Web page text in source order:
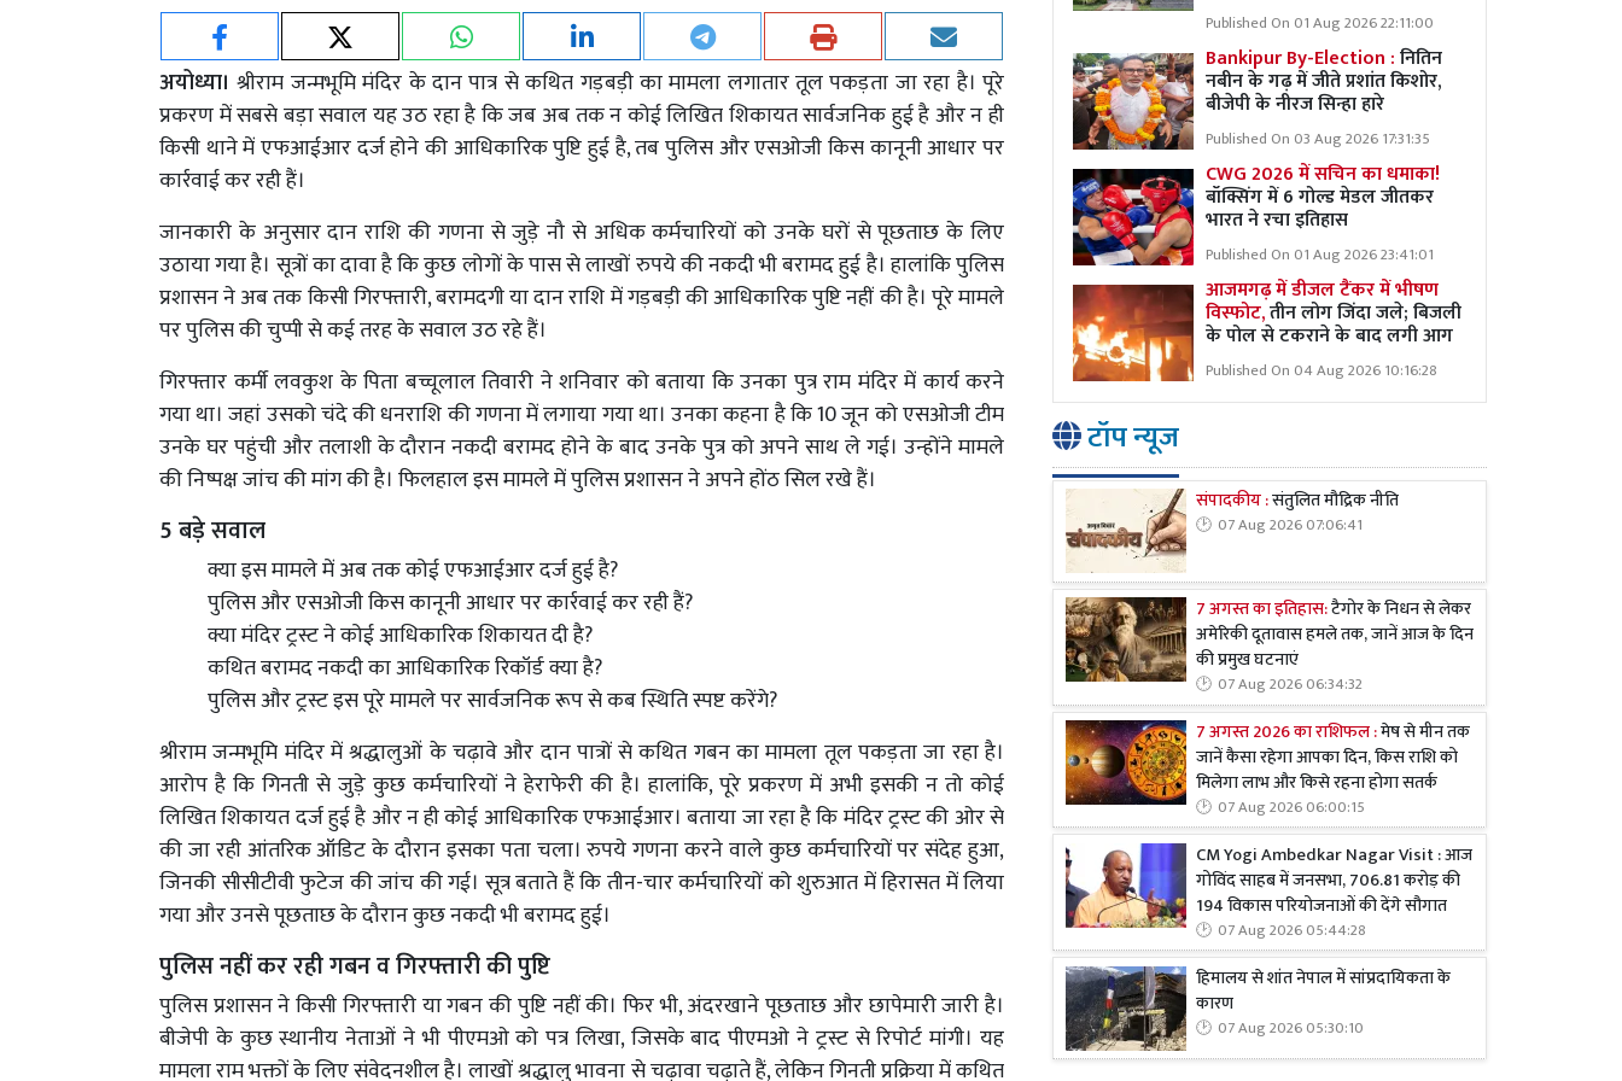
अयोध्या।श्रीराम जन्मभूमि मंदिर के दान पात्र से कथित गड़बड़ी का मामला लगातार तूल पकड़ता जा रहा है। पूरे
प्रकरण में सबसे बड़ा सवाल यह उठ रहा है कि जब अब तक न कोई लिखित शिकायत सार्वजनिक हुई है और न ही
किसी थाने में एफआईआर दर्ज होने की आधिकारिक पुष्टि हुई है, तब पुलिस और एसओजी किस कानूनी आधार पर
कार्रवाई कर रही हैं।
जानकारी के अनुसार दान राशि की गणना से जुड़े नौ से अधिक कर्मचारियों को उनके घरों से पूछताछ के लिए
उठाया गया है। सूत्रों का दावा है कि कुछ लोगों के पास से लाखों रुपये की नकदी भी बरामद हुई है। हालांकि पुलिस
प्रशासन ने अब तक किसी गिरफ्तारी, बरामदगी या दान राशि में गड़बड़ी की आधिकारिक पुष्टि नहीं की है। पूरे मामले
पर पुलिस की चुप्पी से कई तरह के सवाल उठ रहे हैं।
गिरफ्तार कर्मी लवकुश के पिता बच्चूलाल तिवारी ने शनिवार को बताया कि उनका पुत्र राम मंदिर में कार्य करने
गया था। जहां उसको चंदे की धनराशि की गणना में लगाया गया था। उनका कहना है कि 10 जून को एसओजी टीम
उनके घर पहुंची और तलाशी के दौरान नकदी बरामद होने के बाद उनके पुत्र को अपने साथ ले गई। उन्होंने मामले
की निष्पक्ष जांच की मांग की है। फिलहाल इस मामले में पुलिस प्रशासन ने अपने होंठ सिल रखे हैं।
5 बड़े सवाल
क्या इस मामले में अब तक कोई एफआईआर दर्ज हुई है?
पुलिस और एसओजी किस कानूनी आधार पर कार्रवाई कर रही हैं?
क्या मंदिर ट्रस्ट ने कोई आधिकारिक शिकायत दी है?
कथित बरामद नकदी का आधिकारिक रिकॉर्ड क्या है?
पुलिस और ट्रस्ट इस पूरे मामले पर सार्वजनिक रूप से कब स्थिति स्पष्ट करेंगे?
श्रीराम जन्मभूमि मंदिर में श्रद्धालुओं के चढ़ावे और दान पात्रों से कथित गबन का मामला तूल पकड़ता जा रहा है।
आरोप है कि गिनती से जुड़े कुछ कर्मचारियों ने हेराफेरी की है। हालांकि, पूरे प्रकरण में अभी इसकी न तो कोई
लिखित शिकायत दर्ज हुई है और न ही कोई आधिकारिक एफआईआर। बताया जा रहा है कि मंदिर ट्रस्ट की ओर से
की जा रही आंतरिक ऑडिट के दौरान इसका पता चला। रुपये गणना करने वाले कुछ कर्मचारियों पर संदेह हुआ,
जिनकी सीसीटीवी फुटेज की जांच की गई। सूत्र बताते हैं कि तीन-चार कर्मचारियों को शुरुआत में हिरासत में लिया
गया और उनसे पूछताछ के दौरान कुछ नकदी भी बरामद हुई।
पुलिस नहीं कर रही गबन व गिरफ्तारी की पुष्टि
पुलिस प्रशासन ने किसी गिरफ्तारी या गबन की पुष्टि नहीं की। फिर भी, अंदरखाने पूछताछ और छापेमारी जारी है।
बीजेपी के कुछ स्थानीय नेताओं ने भी पीएमओ को पत्र लिखा, जिसके बाद पीएमओ ने ट्रस्ट से रिपोर्ट मांगी। यह
मामला राम भक्तों के लिए संवेदनशील है। लाखों श्रद्धालु भावना से चढ़ावा चढ़ाते हैं, लेकिन गिनती प्रक्रिया में कथित
Published On 01 Aug 2026 22:11:00
Bankipur By-Election :नितिन
नबीन के गढ़ में जीते प्रशांत किशोर,
बीजेपी के नीरज सिन्हा हारे
Published On 03 Aug 2026 17:31:35
CWG 2026 में सचिन का धमाका!
बॉक्सिंग में 6 गोल्ड मेडल जीतकर
भारत ने रचा इतिहास
Published On 01 Aug 2026 23:41:01
आजमगढ़ में डीजल टैंकर में भीषण
विस्फोट,तीन लोग जिंदा जले; बिजली
के पोल से टकराने के बाद लगी आग
Published On 04 Aug 2026 10:16:28
टॉप न्यूज
संपादकीय :संतुलित मौद्रिक नीति
07 Aug 2026 07:06:41
7 अगस्त का इतिहास:टैगोर के निधन से लेकर
अमेरिकी दूतावास हमले तक, जानें आज के दिन
की प्रमुख घटनाएं
07 Aug 2026 06:34:32
7 अगस्त 2026 का राशिफल :मेष से मीन तक
जानें कैसा रहेगा आपका दिन, किस राशि को
मिलेगा लाभ और किसे रहना होगा सतर्क
07 Aug 2026 06:00:15
CM Yogi Ambedkar Nagar Visit : आज
गोविंद साहब में जनसभा, 706.81 करोड़ की
194 विकास परियोजनाओं की देंगे सौगात
07 Aug 2026 05:44:28
हिमालय से शांत नेपाल में सांप्रदायिकता के
कारण
07 Aug 2026 05:30:10